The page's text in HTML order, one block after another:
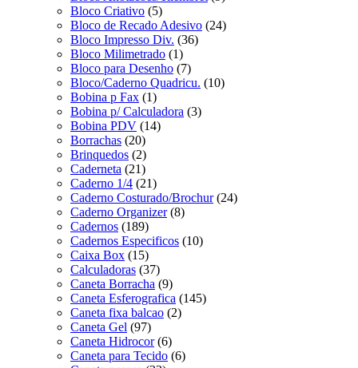
Bloco Criativo (5)
Bloco de Recado Adesivo (24)
Bloco Impresso Div. (36)
Bloco Milimetrado (1)
Bloco para Desenho (7)
Bloco/Caderno Quadricu. (10)
Bobina p Fax (1)
Bobina p/ Calculadora (3)
Bobina PDV (14)
Borrachas (20)
Brinquedos (2)
Caderneta (21)
Caderno 1/4 (21)
Caderno Costurado/Brochur (24)
Caderno Organizer (8)
Cadernos (189)
Cadernos Especificos (10)
Caixa Box (15)
Calculadoras (37)
Caneta Borracha (9)
Caneta Esferografica (145)
Caneta fixa balcao (2)
Caneta Gel (97)
Caneta Hidrocor (6)
Caneta para Tecido (6)